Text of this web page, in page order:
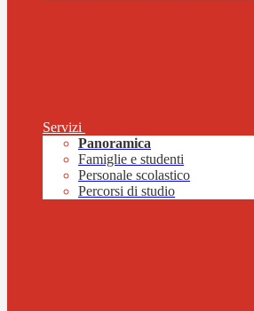
Servizi
Panoramica
Famiglie e studenti
Personale scolastico
Percorsi di studio